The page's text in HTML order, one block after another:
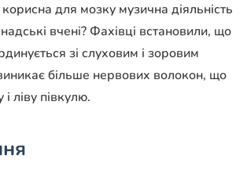
для мозку музична діяльність
вчені? Фахівці встановили, що
зі слуховим і зоровим
більше нервових волокон, що
ліву півкулю.